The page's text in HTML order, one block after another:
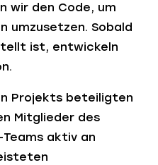
wir den Code, um
umzusetzen. Sobald
ist, entwickeln
Projekts beteiligten
Mitglieder des
Teams aktiv an